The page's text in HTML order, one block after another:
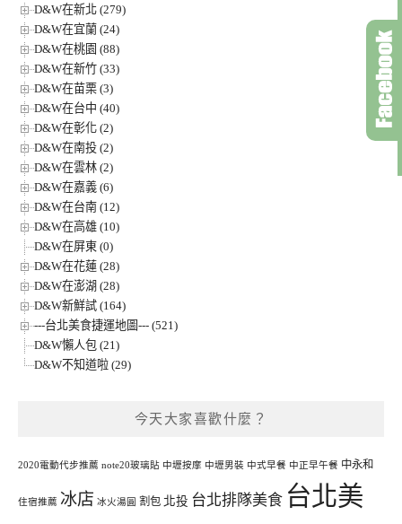
D&W在新北 (279)
D&W在宜蘭 (24)
D&W在桃園 (88)
D&W在新竹 (33)
D&W在苗栗 (3)
D&W在台中 (40)
D&W在彰化 (2)
D&W在南投 (2)
D&W在雲林 (2)
D&W在嘉義 (6)
D&W在台南 (12)
D&W在高雄 (10)
D&W在屏東 (0)
D&W在花蓮 (28)
D&W在澎湖 (28)
D&W新鮮試 (164)
---台北美食捷運地圖--- (521)
D&W懶人包 (21)
D&W不知道啦 (29)
今天大家喜歡什麼？
2020電動代步推薦 note20玻璃貼 中壢按摩 中壢男裝 中式早餐 中正早午餐 中永和
住宿推薦 冰店 冰火湯圓 割包 北投 台北排隊美食 台北美